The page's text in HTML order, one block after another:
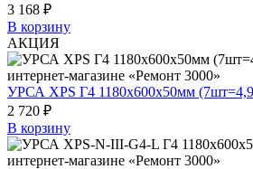
3 168 ₽
В корзину
АКЦИЯ
УРСА XPS Г4 1180х600х50мм
2 720 ₽
В корзину